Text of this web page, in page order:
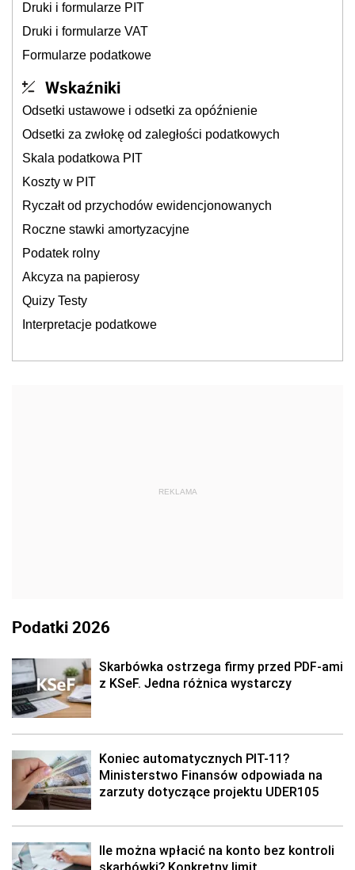
Druki i formularze PIT
Druki i formularze VAT
Formularze podatkowe
Wskaźniki
Odsetki ustawowe i odsetki za opóźnienie
Odsetki za zwłokę od zaległości podatkowych
Skala podatkowa PIT
Koszty w PIT
Ryczałt od przychodów ewidencjonowanych
Roczne stawki amortyzacyjne
Podatek rolny
Akcyza na papierosy
Quizy Testy
Interpretacje podatkowe
REKLAMA
Podatki 2026
Skarbówka ostrzega firmy przed PDF-ami
z KSeF. Jedna różnica wystarczy
Koniec automatycznych PIT-11?
Ministerstwo Finansów odpowiada na
zarzuty dotyczące projektu UDER105
Ile można wpłacić na konto bez kontroli
skarbówki? Konkretny limit